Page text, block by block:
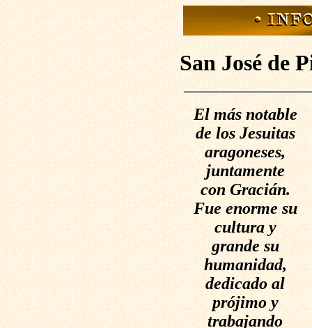
San José de
El más notable
de los Jesuitas
aragoneses,
juntamente
con Gracián.
Fue enorme su
cultura y
grande su
humanidad,
dedicado al
prójimo y
trabajando